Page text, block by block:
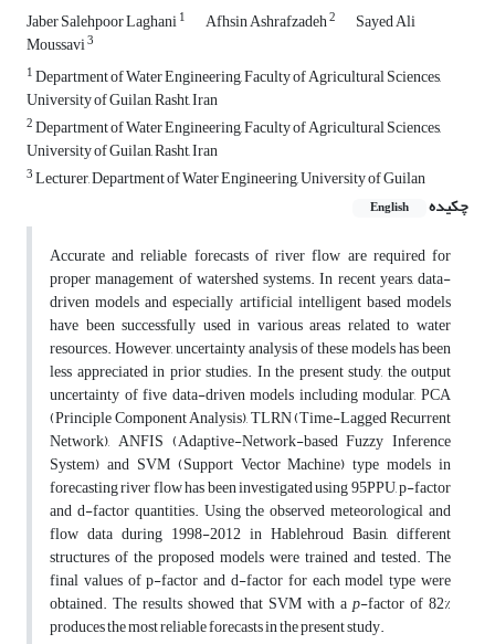
Jaber Salehpoor Laghani1 Afhsin Ashrafzadeh2 Sayed Ali
Moussavi3
1Department of Water Engineering, Faculty of Agricultural Sciences,
University of Guilan, Rasht, Iran
2Department of Water Engineering, Faculty of Agricultural Sciences,
University of Guilan, Rasht, Iran
3Lecturer, Department of Water Engineering, University of Guilan
چکیده
English
Accurate and reliable forecasts of river flow are required for
proper management of watershed systems. In recent years, data-
driven models and especially artificial intelligent based models
have been successfully used in various areas related to water
resources. However, uncertainty analysis of these models has been
less appreciated in prior studies. In the present study, the output
uncertainty of five data-driven models including modular, PCA
(Principle Component Analysis), TLRN (Time-Lagged Recurrent
Network), ANFIS (Adaptive-Network-based Fuzzy Inference
System) and SVM (Support Vector Machine) type models in
forecasting river flow has been investigated using 95PPU, p-factor
and d-factor quantities. Using the observed meteorological and
flow data during 1998-2012 in Hablehroud Basin, different
structures of the proposed models were trained and tested. The
final values of p-factor and d-factor for each model type were
obtained. The results showed that SVM with ap-factor of 82%
produces the most reliable forecasts in the present study.